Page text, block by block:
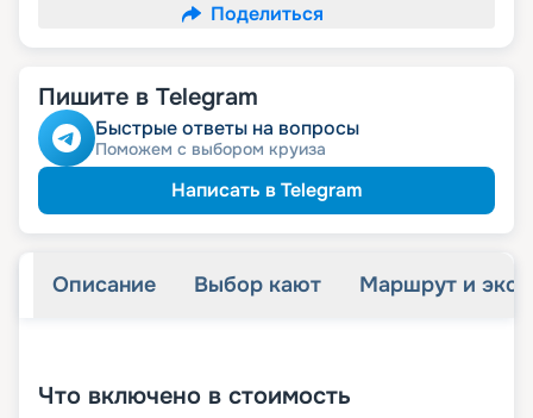
Поделиться
Пишите в Telegram
Быстрые ответы на вопросы
Поможем с выбором круиза
Написать в Telegram
Описание Выбор кают Маршрут и
Что включено в стоимость